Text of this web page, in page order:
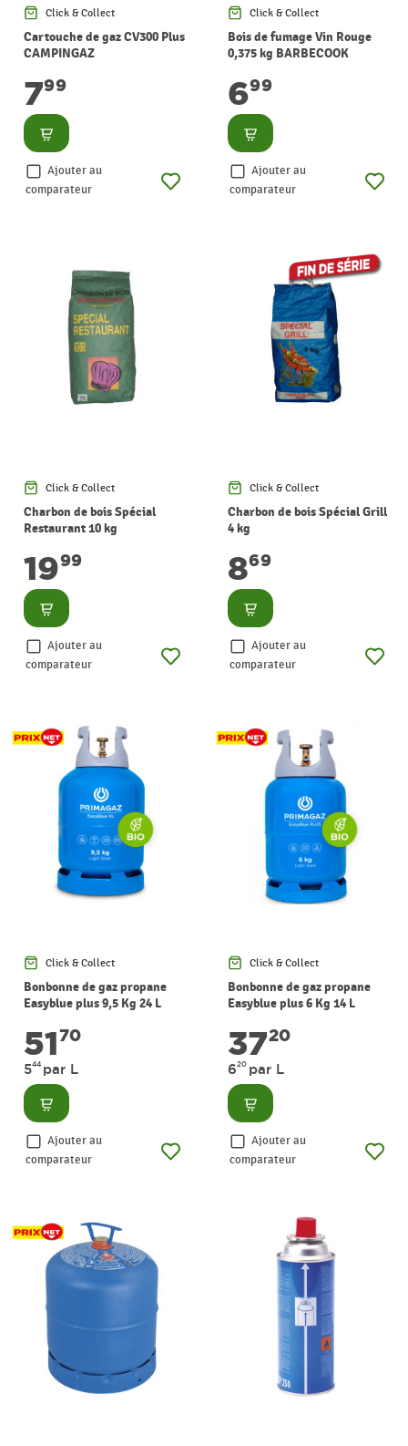
Click & Collect
Cartouche de gaz CV300 Plus
CAMPINGAZ
799
Consulter
Ajouter au
comparateur
Click & Collect
Bois de fumage Vin Rouge
0,375 kg BARBECOOK
699
Consulter
Ajouter au
comparateur
Click & Collect
Charbon de bois Spécial
Restaurant 10 kg
1999
Consulter
Ajouter au
comparateur
Click & Collect
Charbon de bois Spécial Grill
4 kg
869
Consulter
Ajouter au
comparateur
Click & Collect
Bonbonne de gaz propane
Easyblue plus 9,5 Kg 24 L
5170
544 par L
Consulter
Ajouter au
comparateur
Click & Collect
Bonbonne de gaz propane
Easyblue plus 6 Kg 14 L
3720
620 par L
Consulter
Ajouter au
comparateur